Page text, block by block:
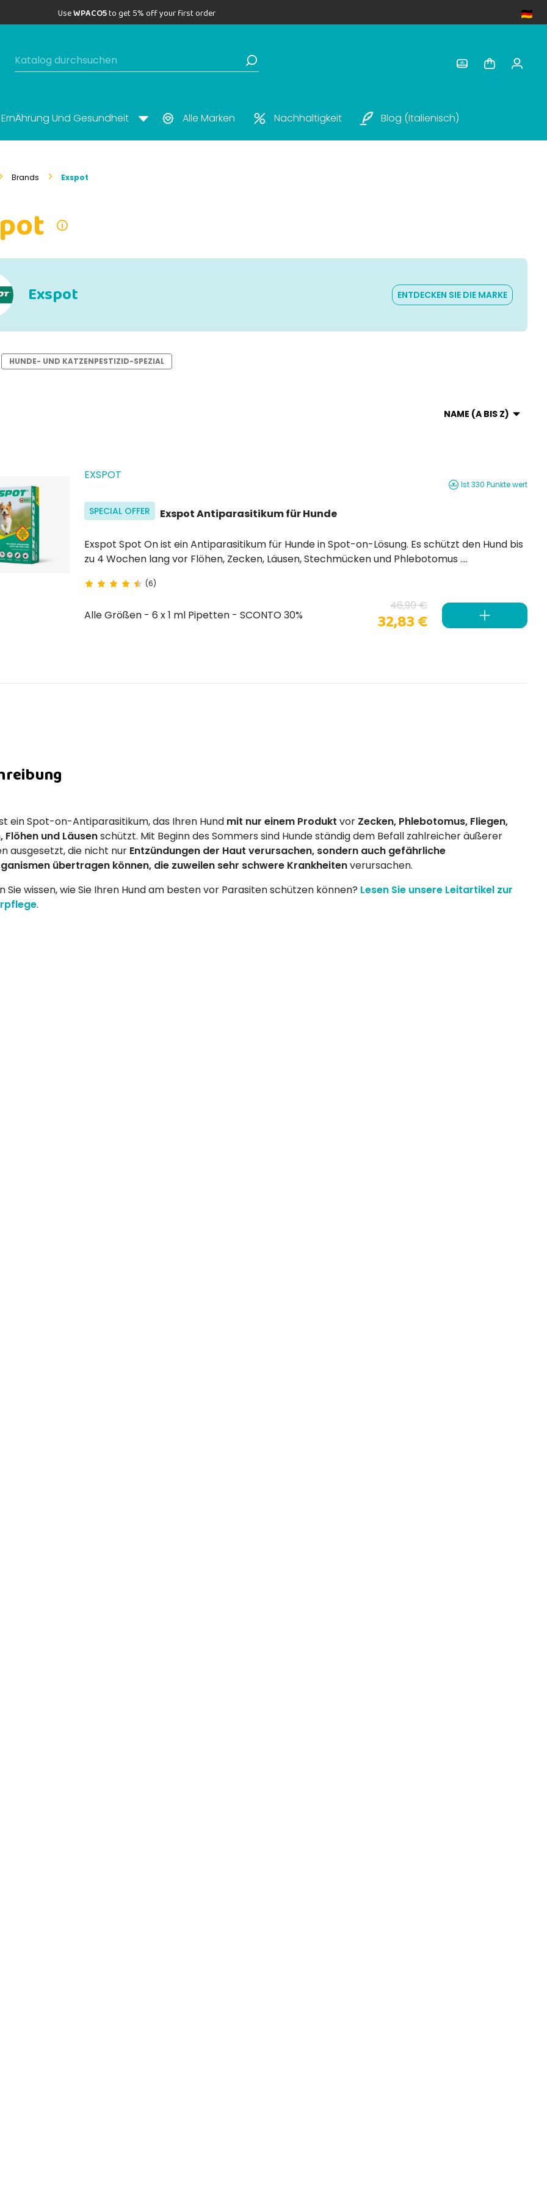
UseWPACO5to get 5% off your first order
ErnÄhrung Und Gesundheit Alle Marken Nachhaltigkeit Blog (italienisch)
Brands Exspot
Exspot ENTDECKEN SIE DIE MARKE
HUNDE- UND KATZENPESTIZID-SPEZIAL
NAME (A BIS Z)
EXSPOT
Ist 330 Punkte wert
SPECIAL OFFER Exspot Antiparasitikum für Hunde
Exspot Spot On ist ein Antiparasitikum für Hunde in Spot-on-Lösung. Es schützt den Hund bis
zu 4 Wochen lang vor Flöhen, Zecken, Läusen, Stechmücken und Phlebotomus .
(6)
Alle Größen - 6 x 1 ml Pipetten - SCONTO 30%
46,90 €
32,83 €
ein Spot-on-Antiparasitikum, das Ihren Hund mit nur einem Produkt vor Zecken, Phlebotomus, Fliegen,
Flöhen und Läusenschützt. Mit Beginn des Sommers sind Hunde ständig dem Befall zahlreicher äußerer
ausgesetzt, die nicht nur Entzündungen der Haut verursachen, sondern auch gefährliche
übertragen können, die zuweilen sehr schwere Krankheitenverursachen.
Sie wissen, wie Sie Ihren Hund am besten vor Parasiten schützen können? Lesen Sie unsere Leitartikel zur
.